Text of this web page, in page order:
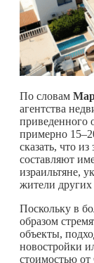
По словам
агентства
приведенного
примерно
сказать, что
составляют
израильтяне,
жители других
Поскольку в
образом
объекты,
новостройки
стоимостью от